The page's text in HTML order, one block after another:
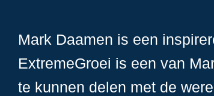
Mark Daamen is een
ExtremeGroei is een van
te kunnen delen met de